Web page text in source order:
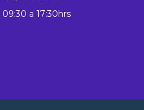
09:30 a 17:30hrs